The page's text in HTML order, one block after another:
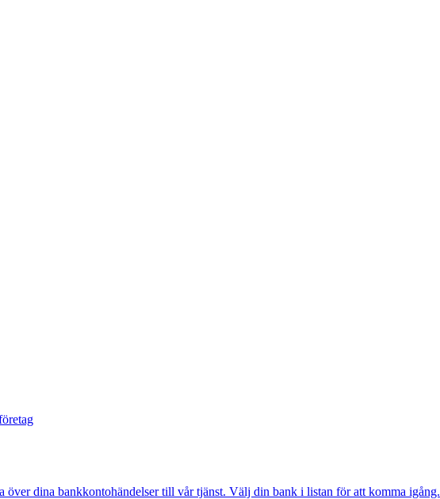
dina bankkontohändelser till vår tjänst. Välj din bank i listan för att komma igång.